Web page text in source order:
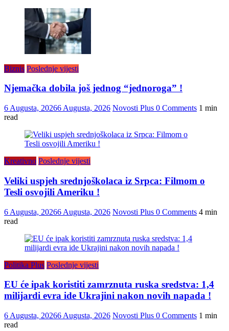
Biznis Poslednje vijesti
Njemačka dobila još jednog “jednoroga” !
6 Augusta, 20266 Augusta, 2026 Novosti Plus 0 Comments 1 min
read
Kreativno Poslednje vijesti
Veliki uspjeh srednjoškolaca iz Srpca: Filmom o
Tesli osvojili Ameriku !
6 Augusta, 20266 Augusta, 2026 Novosti Plus 0 Comments 4 min
read
Politika Plus Poslednje vijesti
EU će ipak koristiti zamrznuta ruska sredstva: 1,4
milijardi evra ide Ukrajini nakon novih napada !
6 Augusta, 20266 Augusta, 2026 Novosti Plus 0 Comments 1 min
read